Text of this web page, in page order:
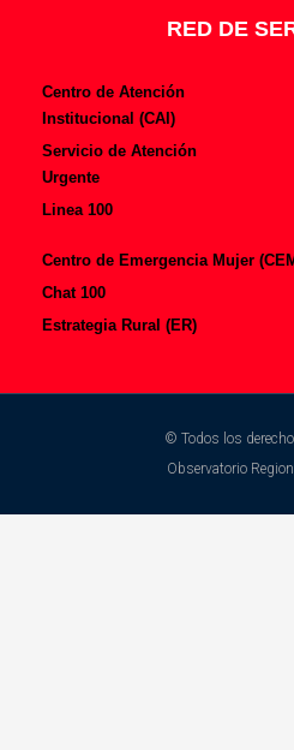
RED DE
Centro de Atención
Institucional (CAI)
Servicio de Atención
Urgente
Linea 100
Centro de Emergencia Mujer
Chat 100
Estrategia Rural (ER)
© Todos los
Observatorio